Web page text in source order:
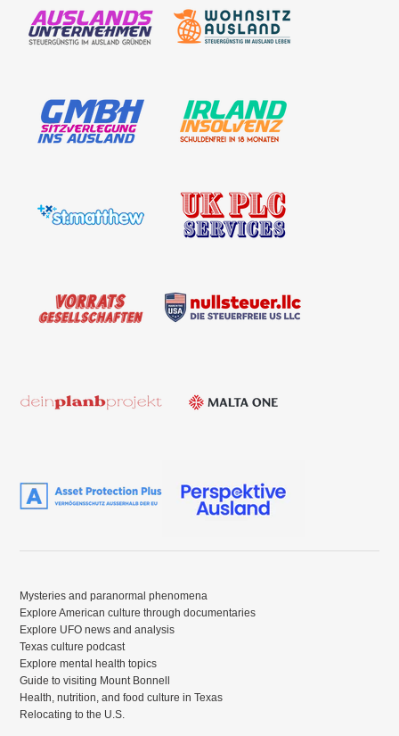
Mysteries and paranormal phenomena
Explore American culture through documentaries
Explore UFO news and analysis
Texas culture podcast
Explore mental health topics
Guide to visiting Mount Bonnell
Health, nutrition, and food culture in Texas
Relocating to the U.S.